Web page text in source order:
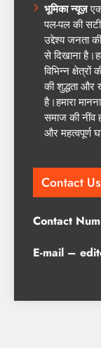
भूमिका न्यूज़एक
पल-पल की
उद्देश्य जनता
से दिखाना
विभिन्न
की शुद्धता और
है।हमारा
समाज की नींव
और महत्वपूर्ण
Contact Us
Contact
E-mail –